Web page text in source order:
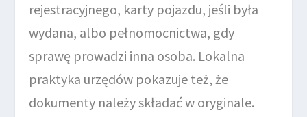
rejestracyjnego, karty pojazdu, jeśli była
wydana, albo pełnomocnictwa, gdy
sprawę prowadzi inna osoba. Lokalna
praktyka urzędów pokazuje też, że
dokumenty należy składać w oryginale.